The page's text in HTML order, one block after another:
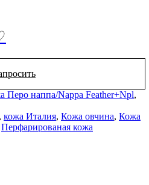
Перо наппа/Nappa Feather+Npl,
, кожа Италия, Кожа овчина, Кожа
Перфарированая кожа